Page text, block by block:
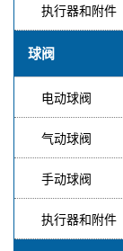
执行器和附件
球阀
电动球阀
气动球阀
手动球阀
执行器和附件